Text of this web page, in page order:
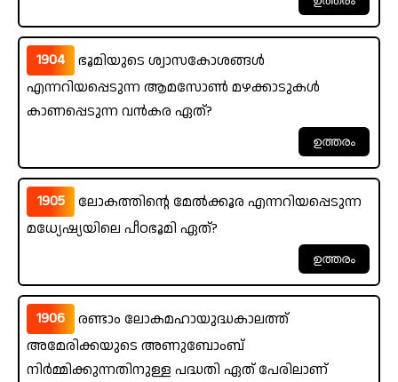
1904
ഭൂമിയുടെ ശ്വാസകോശങ്ങൾ
എന്നറിയപ്പെടുന്ന ആമസോൺ മഴക്കാടുകൾ
കാണപ്പെടുന്ന വൻകര ഏത്?
1905
ലോകത്തിന്റെ മേൽക്കൂര എന്നറിയപ്പെടുന്ന
മധ്യേഷ്യയിലെ പീഠഭൂമി ഏത്?
1906
രണ്ടാം ലോകമഹായുദ്ധകാലത്ത്
അമേരിക്കയുടെ അണുബോംബ്
നിർമ്മിക്കുന്നതിനുള്ള പദ്ധതി ഏത് പേരിലാണ്